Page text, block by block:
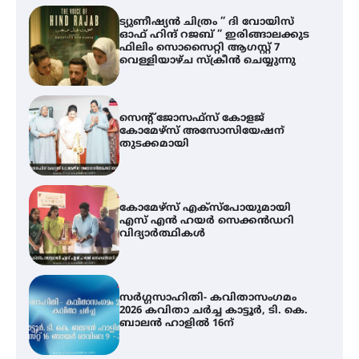
ട്യുണീഷ്യൻ ചിത്രം ” ദി വോയിസ്
ഓഫ് ഹിന്ദ് റജബ് ” ഇരിങ്ങാലക്കുട
ഫിലിം സൊസൈറ്റി ആഗസ്റ്റ് 7
വെള്ളിയാഴ്ച സ്‌ക്രീൻ ചെയ്യുന്നു
സെന്റ് ജോസഫ്സ് കോളജ്
കോമേഴ്‌സ് അസോസിയേഷന്
തുടക്കമായി
കോമേഴ്സ് എക്സ്പോയുമായി
എസ് എൻ ഹയർ സെക്കൻഡറി
വിദ്യാർത്ഥികൾ
സർഗ്ഗസാഹിതി- കവിതാസംഗമം
2026 കവിതാ ചർച്ച കാട്ടൂർ, ടി. കെ.
ബാലൻ ഹാളിൽ 16ന്